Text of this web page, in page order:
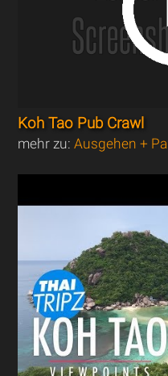
Koh Tao Pub Crawl
mehr zu:Ausgehen +